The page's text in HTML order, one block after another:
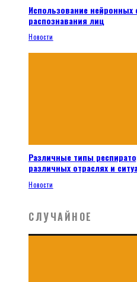
Использование
распознавания лиц
Новости
Различные типы
различных отраслях и
Новости
СЛУЧАЙНОЕ